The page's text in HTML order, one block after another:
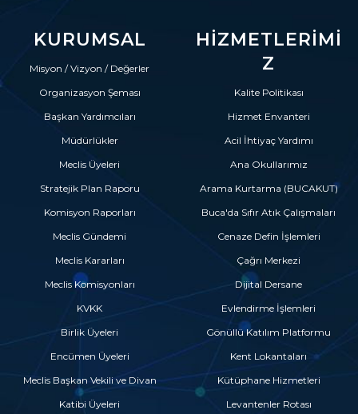
KURUMSAL
Misyon / Vizyon / Değerler
Organizasyon Şeması
Başkan Yardımcıları
Müdürlükler
Meclis Üyeleri
Stratejik Plan Raporu
Komisyon Raporları
Meclis Gündemi
Meclis Kararları
Meclis Komisyonları
KVKK
Birlik Üyeleri
Encümen Üyeleri
Meclis Başkan Vekili ve Divan
Katibi Üyeleri
HIZMETLERIMI
Z
Kalite Politikası
Hizmet Envanteri
Acil İhtiyaç Yardımı
Ana Okullarımız
Arama Kurtarma (BUCAKUT)
Buca'da Sıfır Atık Çalışmaları
Cenaze Defin İşlemleri
Çağrı Merkezi
Dijital Dersane
Evlendirme İşlemleri
Gönüllü Katılım Platformu
Kent Lokantaları
Kütüphane Hizmetleri
Levantenler Rotası